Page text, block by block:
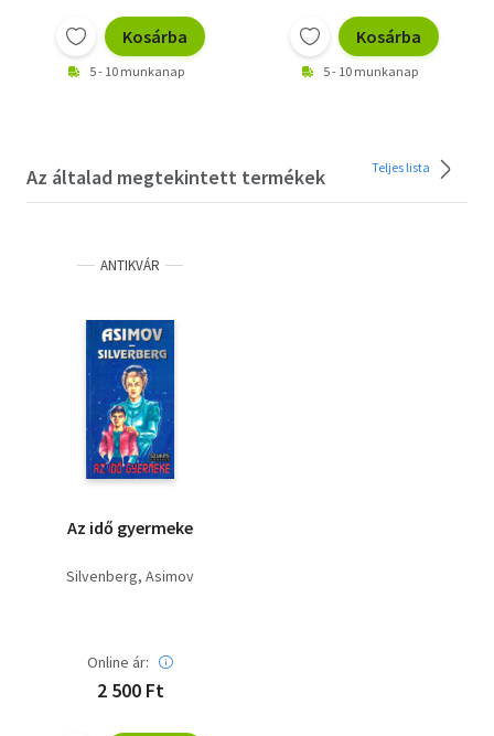
Kosárba
5 - 10 munkanap
Kosárba
5 - 10 munkanap
Az általad megtekintett termékek Teljes lista
ANTIKVÁR
Az idő gyermeke
Silvenberg Asimov
Online ár:
2 500 Ft